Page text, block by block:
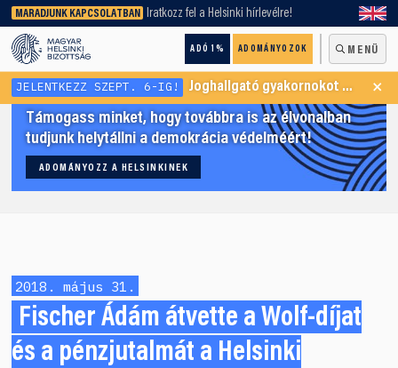
MARADJUNK KAPCSOLATBAN Iratkozz fel a Helsinki hírlevélre!
ADÓ 1% ADOMÁNYOZOK MENÜ
keresőnket!
JELENTKEZZ SZEPT. 6-IG! Joghallgató gyakornokot keresünk Menekültügyi Programunkba ×
Támogass minket, hogy továbbra is az élvonalban
tudjunk helytállni a demokrácia védelméért!
ADOMÁNYOZZ A HELSINKINEK
2018. május 31.
Fischer Ádám átvette a Wolf-díjat
és a pénzjutalmát a Helsinki